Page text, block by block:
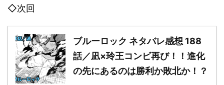
◇次回
ブルーロック ネタバレ感想 188
話／凪×玲王コンビ再び！！進化
の先にあるのは勝利か敗北か！？